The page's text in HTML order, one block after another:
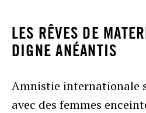
LES RÊVES DE
DIGNE ANÉANTIS
Amnistie internationale
avec des femmes